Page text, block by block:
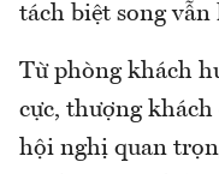
tách biệt song
Từ phòng khách
cực, thượng
hội nghị quan